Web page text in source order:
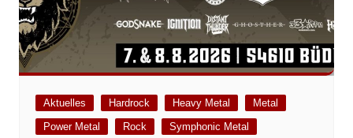
Aktuelles Hardrock Heavy Metal
Metal
Power Metal
Rock Symphonic Metal